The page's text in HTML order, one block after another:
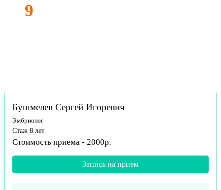
9
Бушмелев Сергей Игоревич
Эмбриолог
Стаж 8 лет
Стоимость приема - 2000р.
Запись на прием